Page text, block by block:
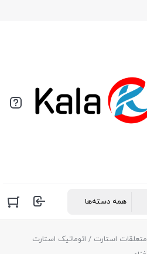
متعلقات استارت / اتوماتیک استارت